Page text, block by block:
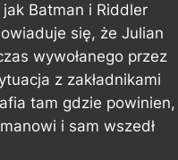
Batman i Riddler
się, że Julian
wywołanego przez
z zakładnikami
tam gdzie powinien,
i sam wszedł